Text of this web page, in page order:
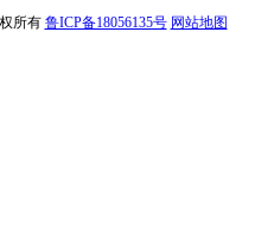
所有 鲁ICP备18056135号 网站地图